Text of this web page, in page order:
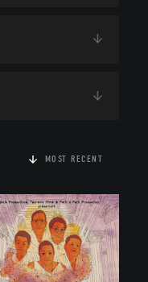
MOST RECENT